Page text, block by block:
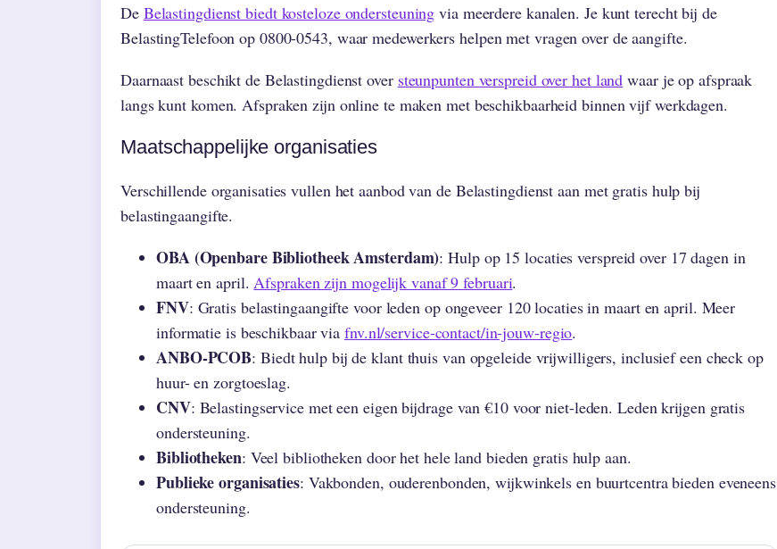
De Belastingdienst biedt kosteloze ondersteuning via meerdere kanalen. Je kunt terecht bij de
BelastingTelefoon op 0800-0543, waar medewerkers helpen met vragen over de aangifte.
Daarnaast beschikt de Belastingdienst over steunpunten verspreid over het land waar je op afspraak
langs kunt komen. Afspraken zijn online te maken met beschikbaarheid binnen vijf werkdagen.
Maatschappelijke organisaties
Verschillende organisaties vullen het aanbod van de Belastingdienst aan met gratis hulp bij
belastingaangifte.
OBA (Openbare Bibliotheek Amsterdam): Hulp op 15 locaties verspreid over 17 dagen in
maart en april. Afspraken zijn mogelijk vanaf 9 februari.
FNV: Gratis belastingaangifte voor leden op ongeveer 120 locaties in maart en april. Meer
informatie is beschikbaar via fnv.nl/service-contact/in-jouw-regio.
ANBO-PCOB: Biedt hulp bij de klant thuis van opgeleide vrijwilligers, inclusief een check op
huur- en zorgtoeslag.
CNV: Belastingservice met een eigen bijdrage van €10 voor niet-leden. Leden krijgen gratis
ondersteuning.
Bibliotheken: Veel bibliotheken door het hele land bieden gratis hulp aan.
Publieke organisaties: Vakbonden, ouderenbonden, wijkwinkels en buurtcentra bieden eveneens
ondersteuning.